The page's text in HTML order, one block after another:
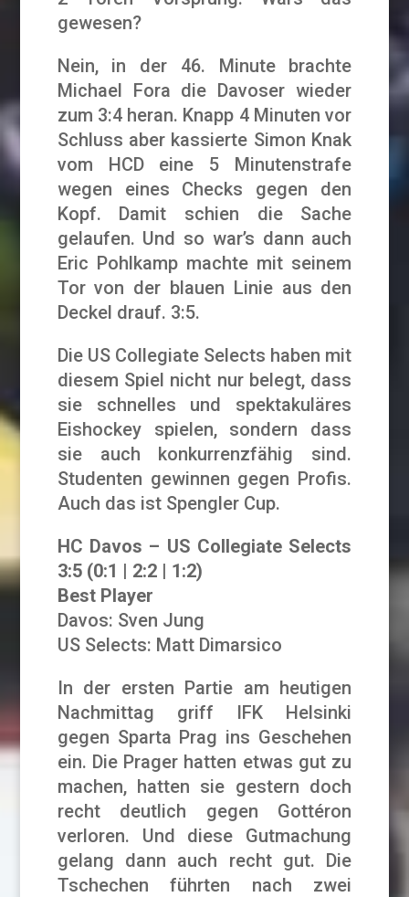
gewesen?
Nein, in der 46. Minute brachte
Michael Fora die Davoser wieder
zum 3:4 heran. Knapp 4 Minuten vor
Schluss aber kassierte Simon Knak
vom HCD eine 5 Minutenstrafe
wegen eines Checks gegen den
Kopf. Damit schien die Sache
gelaufen. Und so war’s dann auch
Eric Pohlkamp machte mit seinem
Tor von der blauen Linie aus den
Deckel drauf. 3:5.
Die US Collegiate Selects haben mit
diesem Spiel nicht nur belegt, dass
sie schnelles und spektakuläres
Eishockey spielen, sondern dass
sie auch konkurrenzfähig sind.
Studenten gewinnen gegen Profis.
Auch das ist Spengler Cup.
HC Davos – US Collegiate Selects
3:5 (0:1 | 2:2 | 1:2)
Best Player
Davos: Sven Jung
US Selects: Matt Dimarsico
In der ersten Partie am heutigen
Nachmittag griff IFK Helsinki
gegen Sparta Prag ins Geschehen
ein. Die Prager hatten etwas gut zu
machen, hatten sie gestern doch
recht deutlich gegen Gottéron
verloren. Und diese Gutmachung
gelang dann auch recht gut. Die
Tschechen führten nach zwei